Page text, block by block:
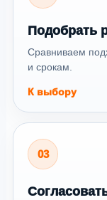
Подобрать
Сравниваем
и срокам.
К выбору
03